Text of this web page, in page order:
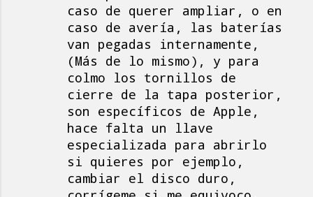
caso de querer ampliar, o en
caso de avería, las baterías
van pegadas internamente,
(Más de lo mismo), y para
colmo los tornillos de
cierre de la tapa posterior,
son específicos de Apple,
hace falta un llave
especializada para abrirlo
si quieres por ejemplo,
cambiar el disco duro,